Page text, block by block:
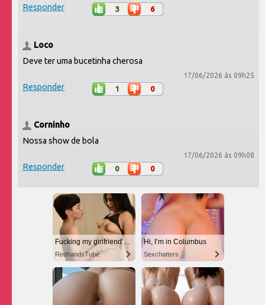
Responder 3 6
Loco
Deve ter uma bucetinha cherosa
17/06/2026 às 09h25
Responder 1 0
Corninho
Nossa show de bola
17/06/2026 às 09h08
Responder 0 0
Fucking my girlfriend's hot mommy by mistake
RedhandsTube
Hi, I’m in Columbus
Sexchatters